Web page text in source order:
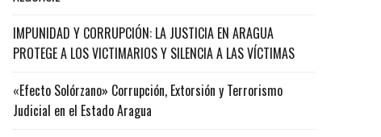
IMPUNIDAD Y CORRUPCIÓN: LA JUSTICIA EN ARAGUA
PROTEGE A LOS VICTIMARIOS Y SILENCIA A LAS VÍCTIMAS
«Efecto Solórzano» Corrupción, Extorsión y Terrorismo
Judicial en el Estado Aragua